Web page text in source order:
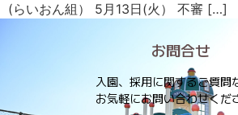
(らいおん組） 5月13日(火） 不審 […]
お問合せ
入園、採用に関するご質問
お気軽にお問い合わせくだ